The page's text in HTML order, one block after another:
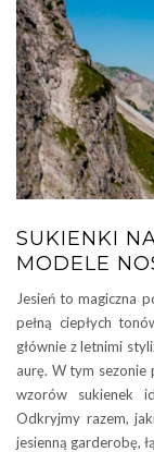
SUKIENKI
MODELE
Jesień to magiczna
pełną ciepłych
głównie z letnimi
aurę. W tym
wzorów sukienek
Odkryjmy razem,
jesienną garderobę,